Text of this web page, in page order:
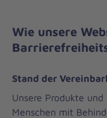
Wie unsere
Stand der
Unsere Produkte
Menschen mit